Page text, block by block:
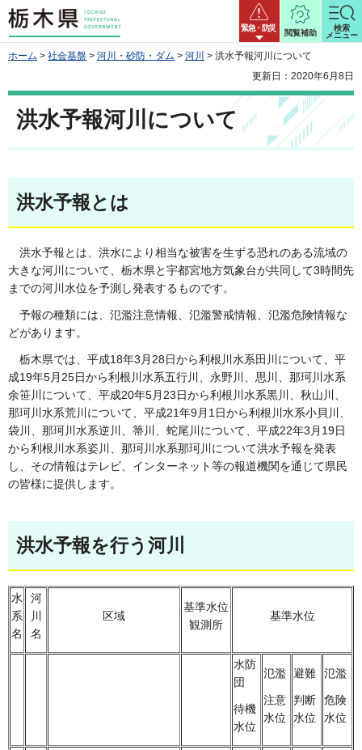
栃木県 緊急・防災
閲覧補助
検索
メニュー
ホーム > 社会基盤 > 河川・砂防・ダム > 河川 > 洪水予報河川について
更新日：2020年6月8日
洪水予報河川について
洪水予報とは
洪水予報とは、洪水により相当な被害を生ずる恐れのある流域の
大きな河川について、栃木県と宇都宮地方気象台が共同して3時間先
までの河川水位を予測し発表するものです。
予報の種類には、氾濫注意情報、氾濫警戒情報、氾濫危険情報な
どがあります。
栃木県では、平成18年3月28日から利根川水系田川について、平
成19年5月25日から利根川水系五行川、永野川、思川、那珂川水系
余笹川について、平成20年5月23日から利根川水系黒川、秋山川、
那珂川水系荒川について、平成21年9月1日から利根川水系小貝川、
袋川、那珂川水系逆川、箒川、蛇尾川について、平成22年3月19日
から利根川水系姿川、那珂川水系那珂川について洪水予報を発表
し、その情報はテレビ、インターネット等の報道機関を通じて県民
の皆様に提供します。
洪水予報を行う河川
水
系
名
河
川
名
区域
基準水位
観測所
基準水位
水防
団
待機
水位
氾濫
注意
水位
避難
判断
水位
氾濫
危険
水位